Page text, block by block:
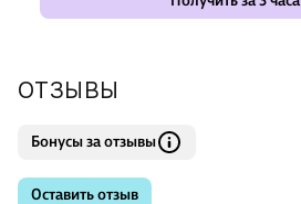
ОТЗЫВЫ
Бонусы за отзывы
Оставить отзыв